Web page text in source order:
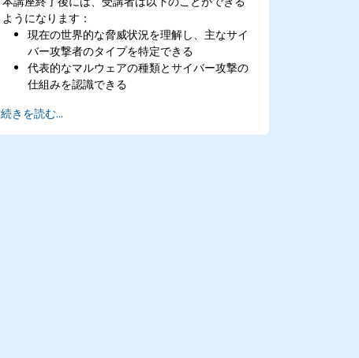
ようになります：
現在の世界的な脅威状況を理解し、主なサイ
バー攻撃者のタイプを特定できる
代表的なマルウェアの種類とサイバー攻撃の
仕組みを認識できる
的防御アプローチの重要性を理解できる
フォーティネットのSecurity Fabricが現代の
続きを読む...